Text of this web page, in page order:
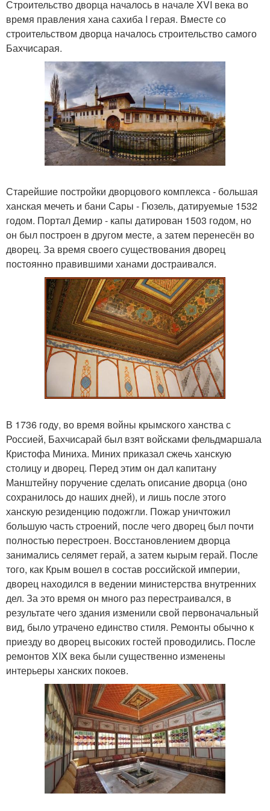
Строительство дворца началось в начале XVI века во
время правления хана сахиба I герая. Вместе со
строительством дворца началось строительство самого
Бахчисарая.
Старейшие постройки дворцового комплекса - большая
ханская мечеть и бани Сары - Гюзель, датируемые 1532
годом. Портал Демир - капы датирован 1503 годом, но
он был построен в другом месте, а затем перенесён во
дворец. За время своего существования дворец
постоянно правившими ханами достраивался.
В 1736 году, во время войны крымского ханства с
Россией, Бахчисарай был взят войсками фельдмаршала
Кристофа Миниха. Миних приказал сжечь ханскую
столицу и дворец. Перед этим он дал капитану
Манштейну поручение сделать описание дворца (оно
сохранилось до наших дней), и лишь после этого
ханскую резиденцию подожгли. Пожар уничтожил
большую часть строений, после чего дворец был почти
полностью перестроен. Восстановлением дворца
занимались селямет герай, а затем кырым герай. После
того, как Крым вошел в состав российской империи,
дворец находился в ведении министерства внутренних
дел. За это время он много раз перестраивался, в
результате чего здания изменили свой первоначальный
вид, было утрачено единство стиля. Ремонты обычно к
приезду во дворец высоких гостей проводились. После
ремонтов XIX века были существенно изменены
интерьеры ханских покоев.